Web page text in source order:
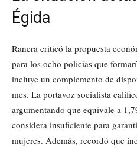
Égida
Ranera criticó la propuesta
para los ocho policías que
incluye un complemento de
mes. La portavoz socialista
argumentando que equivale a
considera insuficiente para
mujeres. Además, recordó que